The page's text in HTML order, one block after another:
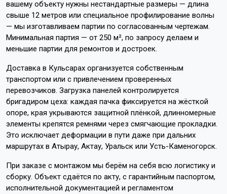
вашему объекту нужны нестандартные размеры — длина
свыше 12 метров или специальное профилирование волны
— мы изготавливаем партии по согласованным чертежам.
Минимальная партия — от 250 м², по запросу делаем и
меньшие партии для ремонтов и достроек.
Доставка в Кульсарах организуется собственным
транспортом или с привлечением проверенных
перевозчиков. Загрузка панелей контролируется
бригадиром цеха: каждая пачка фиксируется на жёсткой
опоре, края укрываются защитной плёнкой, длинномерные
элементы крепятся ремнями через смягчающие прокладки.
Это исключает деформации в пути даже при дальних
маршрутах в Атырау, Актау, Уральск или Усть-Каменогорск.
При заказе с монтажом мы берём на себя всю логистику и
сборку. Объект сдаётся по акту, с гарантийным паспортом,
исполнительной документацией и регламентом